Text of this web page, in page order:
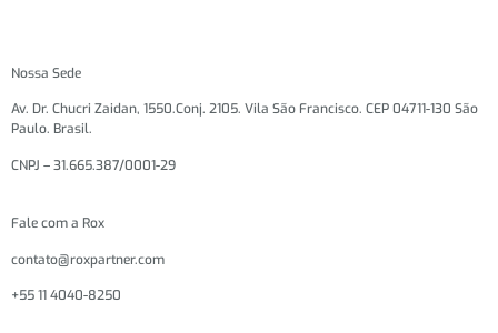
Nossa Sede
Av. Dr. Chucri Zaidan, 1550.Conj. 2105. Vila São Francisco. CEP 04711-130 São
Paulo. Brasil.
CNPJ – 31.665.387/0001-29
Fale com a Rox
contato@roxpartner.com
+55 11 4040-8250